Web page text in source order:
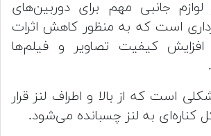
جانبی مهم برای دوربین‌های
است که به منظور کاهش اثرات
افزایش کیفیت تصاویر و فیلم‌ها
است که از بالا و اطراف لنز قرار
کناره‌ای به لنز چسبانده می‌شود.